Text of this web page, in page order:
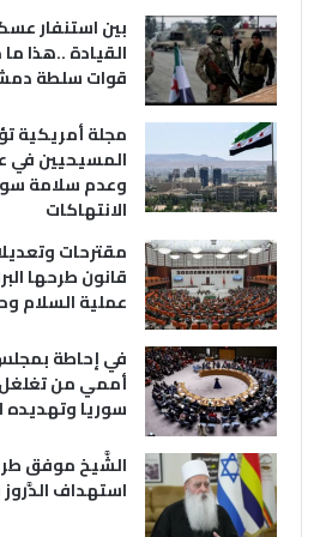
بين استنفار
القيادة ..هذا
قوات سلطة
مجلة أمريكية
المسيحيين
وعدم سلامة
الانتهاكات
مقترحات
قانون طرحها
عملية السلام
في إحاطة
أممي من
سوريا وتهديده
الشَّيخ موفق
استهداف الدَّروز